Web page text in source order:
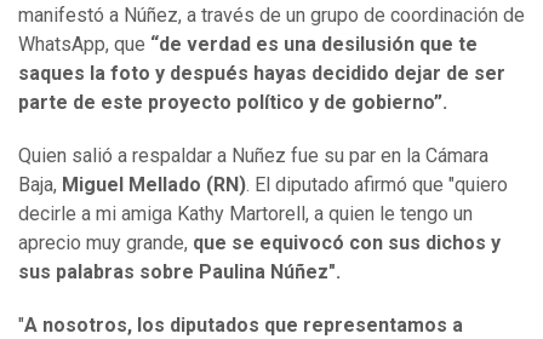
manifestó a Núñez, a través de un grupo de coordinación de
WhatsApp, que “de verdad es una desilusión que te
saques la foto y después hayas decidido dejar de ser
parte de este proyecto político y de gobierno”.
Quien salió a respaldar a Nuñez fue su par en la Cámara
Baja, Miguel Mellado (RN). El diputado afirmó que "quiero
decirle a mi amiga Kathy Martorell, a quien le tengo un
aprecio muy grande, que se equivocó con sus dichos y
sus palabras sobre Paulina Núñez".
"A nosotros, los diputados que representamos a